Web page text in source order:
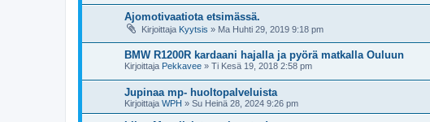
Ajomotivaatiota etsimässä.
Kirjoittaja Kyytsis » Ma Huhti 29, 2019 9:18 pm
BMW R1200R kardaani hajalla ja pyörä matkalla Ouluun
Kirjoittaja Pekkavee » Ti Kesä 19, 2018 2:58 pm
Jupinaa mp- huoltopalveluista
Kirjoittaja WPH » Su Heinä 28, 2024 9:26 pm